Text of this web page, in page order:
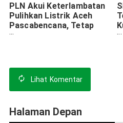
PLN Akui Keterlambatan
Pulihkan Listrik Aceh
Pascabencana, Tetap
Berkomitmen Percepat
Lihat Komentar
Halaman Depan